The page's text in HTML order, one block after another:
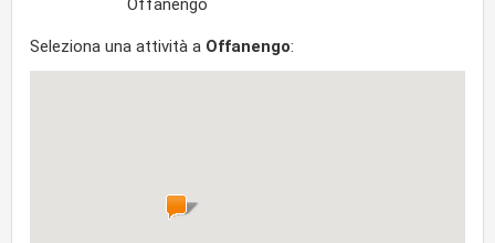
Offanengo
Seleziona una attività a Offanengo: